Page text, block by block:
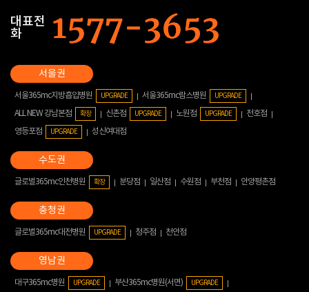
대표전
화
서울365mc지방흡입병원 UPGRADE 서울365mc람스병원 UPGRADE
ALL NEW 강남본점 확장 신촌점 UPGRADE 노원점 UPGRADE
천호점
영등포점
UPGRADE 성신여대점
글로벌365mc인천병원 확장 분당점 일산점 수원점 부천점 안양평촌점
글로벌365mc대전병원 UPGRADE 청주점 천안점
대구365mc병원 UPGRADE 부산365mc병원(서면) UPGRADE